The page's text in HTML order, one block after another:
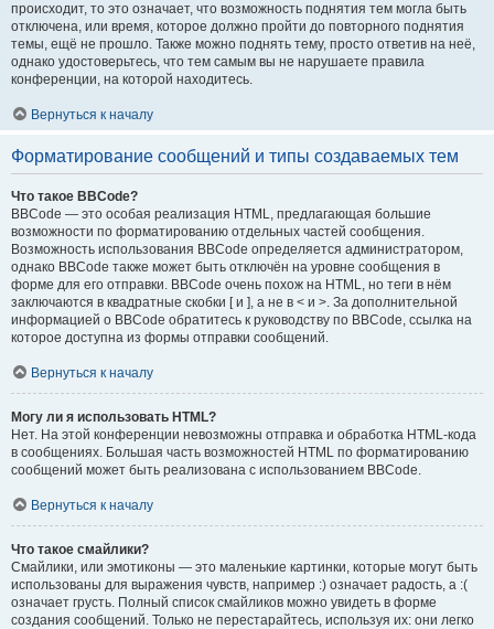
происходит, то это означает, что возможность поднятия тем могла быть
отключена, или время, которое должно пройти до повторного поднятия
темы, ещё не прошло. Также можно поднять тему, просто ответив на неё,
однако удостоверьтесь, что тем самым вы не нарушаете правила
конференции, на которой находитесь.
Вернуться к началу
Форматирование сообщений и типы создаваемых тем
Что такое BBCode?
BBCode — это особая реализация HTML, предлагающая большие
возможности по форматированию отдельных частей сообщения.
Возможность использования BBCode определяется администратором,
однако BBCode также может быть отключён на уровне сообщения в
форме для его отправки. BBCode очень похож на HTML, но теги в нём
заключаются в квадратные скобки [ и ], а не в < и >. За дополнительной
информацией о BBCode обратитесь к руководству по BBCode, ссылка на
которое доступна из формы отправки сообщений.
Вернуться к началу
Могу ли я использовать HTML?
Нет. На этой конференции невозможны отправка и обработка HTML-кода
в сообщениях. Большая часть возможностей HTML по форматированию
сообщений может быть реализована с использованием BBCode.
Вернуться к началу
Что такое смайлики?
Смайлики, или эмотиконы — это маленькие картинки, которые могут быть
использованы для выражения чувств, например :) означает радость, а :(
означает грусть. Полный список смайликов можно увидеть в форме
создания сообщений. Только не перестарайтесь, используя их: они легко